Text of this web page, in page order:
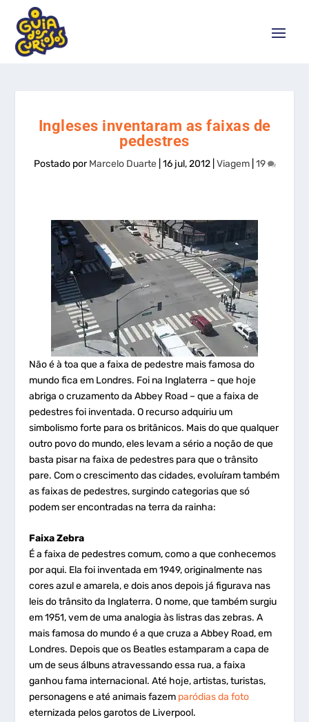
Ingleses inventaram as faixas de
pedestres
Postado porMarcelo Duarte| 16 jul, 2012| Viagem| 19
Não é à toa que a faixa de pedestre mais famosa do
mundo fica em Londres. Foi na Inglaterra – que hoje
abriga o cruzamento da Abbey Road – que a faixa de
pedestres foi inventada. O recurso adquiriu um
simbolismo forte para os britânicos. Mais do que qualquer
outro povo do mundo, eles levam a sério a noção de que
basta pisar na faixa de pedestres para que o trânsito
pare. Com o crescimento das cidades, evoluíram também
as faixas de pedestres, surgindo categorias que só
podem ser encontradas na terra da rainha:
Faixa Zebra
É a faixa de pedestres comum, como a que conhecemos
por aqui. Ela foi inventada em 1949, originalmente nas
cores azul e amarela, e dois anos depois já figurava nas
leis do trânsito da Inglaterra. O nome, que também surgiu
em 1951, vem de uma analogia às listras das zebras. A
mais famosa do mundo é a que cruza a Abbey Road, em
Londres. Depois que os Beatles estamparam a capa de
um de seus álbuns atravessando essa rua, a faixa
ganhou fama internacional. Até hoje, artistas, turistas,
personagens e até animais fazem paródias da foto
eternizada pelos garotos de Liverpool.